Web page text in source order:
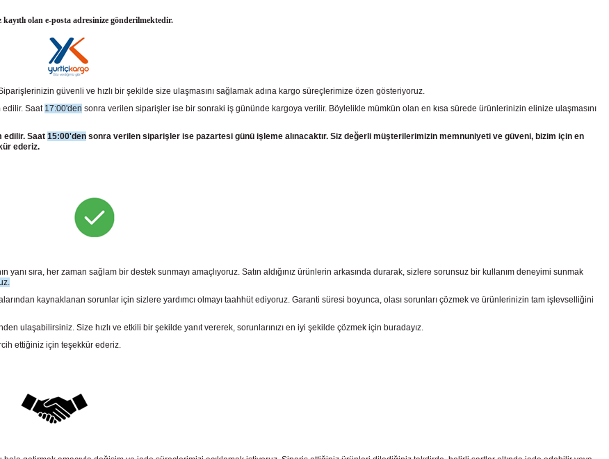
olan e-posta adresinize gönderilmektedir.
güvenli ve hızlı bir şekilde size ulaşmasını sağlamak adına kargo süreçlerimize özen gösteriyoruz.
edilir. Saat 17:00'den sonra verilen siparişler ise bir sonraki iş gününde kargoya verilir. Böylelikle mümkün olan en kısa sürede ürünlerinizin elinize ulaşmasını
edilir. Saat 15:00'den sonra verilen siparişler ise pazartesi günü işleme alınacaktır. Siz değerli müşterilerimizin memnuniyeti ve güveni, bizim için en
ederiz.
yanı sıra, her zaman sağlam bir destek sunmayı amaçlıyoruz. Satın aldığınız ürünlerin arkasında durarak, sizlere sorunsuz bir kullanım deneyimi sunmak
kaynaklanan sorunlar için sizlere yardımcı olmayı taahhüt ediyoruz. Garanti süresi boyunca, olası sorunları çözmek ve ürünlerinizin tam işlevselliğini
ulaşabilirsiniz. Size hızlı ve etkili bir şekilde yanıt vererek, sorunlarınızı en iyi şekilde çözmek için buradayız.
ettiğiniz için teşekkür ederiz.